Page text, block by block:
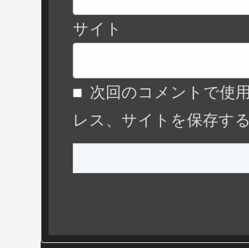
サイト
次回のコメントで使
レス、サイトを保存する